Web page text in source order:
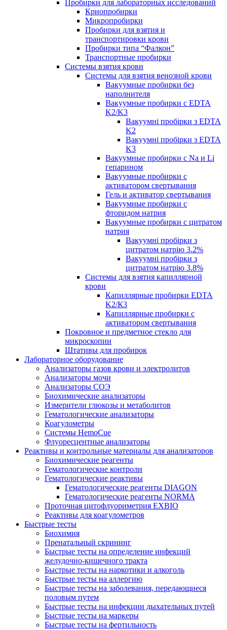
Пробирки для лабораторных исследований
Криопробирки
Микропробирки
Пробирки для взятия и
транспортировки крови
Пробирки типа “Фалкон”
Транспортные пробирки
Системы взятия крови
Системы для взятия венозной крови
Вакуумные пробирки без
наполнителя
Вакуумные пробирки с EDTA
K2/K3
Вакуумні пробірки з EDTA
K2
Вакуумні пробірки з EDTA
K3
Вакуумные пробирки с Na и Li
гепарином
Вакуумные пробирки с
активатором свертывания
Гель и активатор свертывания
Вакуумные пробирки с
фторидом натрия
Вакуумные пробирки с цитратом
натрия
Вакуумні пробірки з
цитратом натрію 3.2%
Вакуумні пробірки з
цитратом натрію 3.8%
Системы для взятия капиллярной
крови
Капиллярные пробирки EDTA
K2/К3
Капиллярные пробирки с
активатором свертывания
Покровное и предметное стекло для
микроскопии
Штативы для пробирок
Лабораторное оборудование
Анализаторы газов крови и электролитов
Анализаторы мочи
Анализаторы СОЭ
Биохимические анализаторы
Измерители глюкозы и метаболитов
Гематологические анализаторы
Коагулометры
Системы HemoCue
Флуоресцентные анализаторы
Реактивы и контрольные материалы для анализаторов
Биохимические реагенты
Гематологические контроли
Гематологические реактивы
Гематологические реагенты DIAGON
Гематологические реагенты NORMA
Проточная цитофлуориметрия EXBIO
Реактивы для коагулометров
Быстрые тесты
Биохимия
Пренатальный скрининг
Быстрые тесты на определение инфекций
желудочно-кишечного тракта
Быстрые тесты на наркотики и алкоголь
Быстрые тесты на аллергию
Быстрые тесты на заболевания, передающиеся
половым путем
Быстрые тесты на инфекции дыхательных путей
Быстрые тесты на маркеры
Быстрые тесты на фертильность